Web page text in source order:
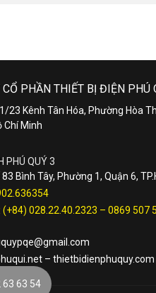
CỔ PHẦN THIẾT BỊ ĐIỆN PHÚ
23 Kênh Tân Hóa, Phường Hòa
Chí Minh
PHÚ QUÝ 3
Bình Tây, Phường 1, Quận 6,
(+84) 028.22.40.2323 – 0869 507
– thietbidienphuquy.com
63 63 54